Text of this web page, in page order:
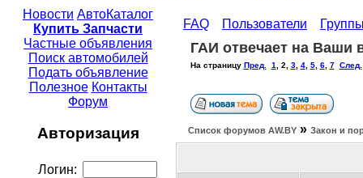
Новости АвтоКаталог
Купить Запчасти
Частные объявления
Поиск автомобилей
Подать объявление
Полезное Контакты
Форум
Авторизация
Логин:
FAQ Пользователи
ГАИ отвечает на Ваши
На страницу Пред. 1 2 3, 4, 5, 6, 7 След.
Список форумов АW.BY » Закон и